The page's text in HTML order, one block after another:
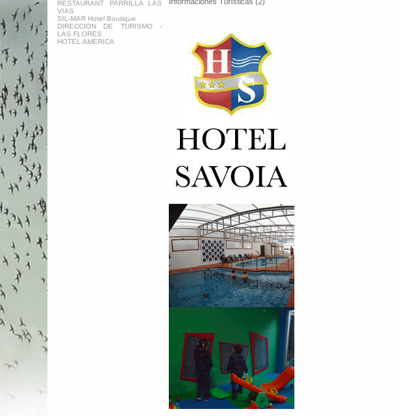
RESTAURANT PARRILLA LAS
VIAS
SIL-MAR Hotel Boutique
DIRECCION DE TURISMO -
LAS FLORES
HOTEL AMERICA